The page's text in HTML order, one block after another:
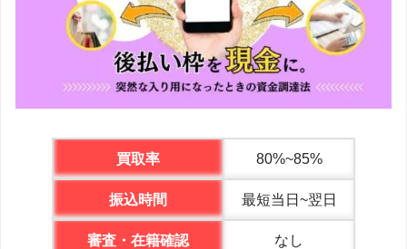
買取率 80%~85%
振込時間 最短当日~翌日
審査・在籍確認 なし